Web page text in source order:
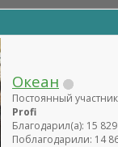
Океан
Постоянный участник
Profi
Благодарил(а): 15
Поблагодарили: 14